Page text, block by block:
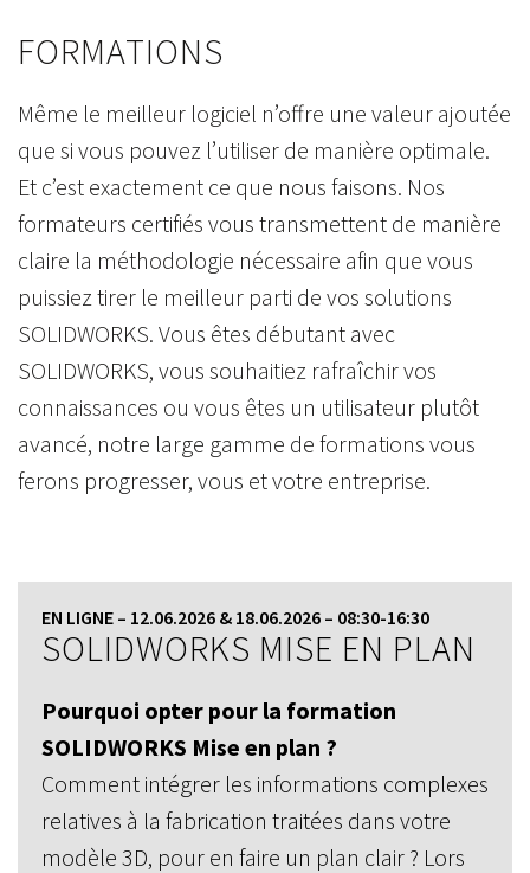
FORMATIONS
Même le meilleur logiciel n’offre une valeur ajoutée
que si vous pouvez l’utiliser de manière optimale.
Et c’est exactement ce que nous faisons. Nos
formateurs certifiés vous transmettent de manière
claire la méthodologie nécessaire afin que vous
puissiez tirer le meilleur parti de vos solutions
SOLIDWORKS. Vous êtes débutant avec
SOLIDWORKS, vous souhaitiez rafraîchir vos
connaissances ou vous êtes un utilisateur plutôt
avancé, notre large gamme de formations vous
ferons progresser, vous et votre entreprise.
EN LIGNE – 12.06.2026 & 18.06.2026 – 08:30-16:30
SOLIDWORKS MISE EN PLAN
Pourquoi opter pour la formation
SOLIDWORKS Mise en plan ?
Comment intégrer les informations complexes
relatives à la fabrication traitées dans votre
modèle 3D, pour en faire un plan clair ? Lors